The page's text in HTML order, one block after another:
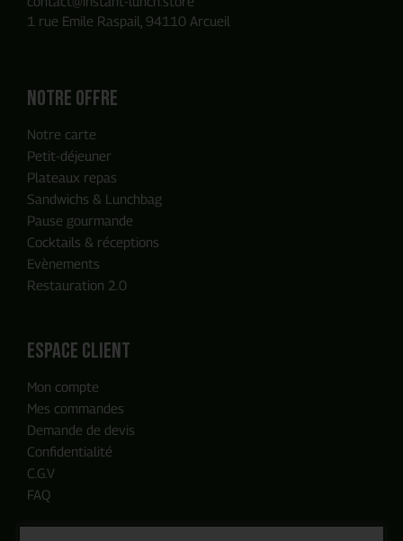
Notre équipe reviendra vers vous
en moins de 24h, c'est promis
1 rue Emile Raspail, 94110 Arcueil
Notre offre
Notre carte
Petit-déjeuner
Plateaux repas
Sandwichs & Lunchbag
Pause gourmande
Cocktails & réceptions
Evènements
Restauration 2.0
espace client
Mon compte
Mes commandes
Demande de devis
Confidentialité
C.G.V
FAQ